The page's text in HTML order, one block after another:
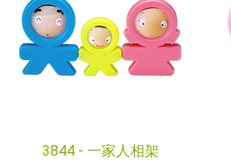
3844 - 一家人相架